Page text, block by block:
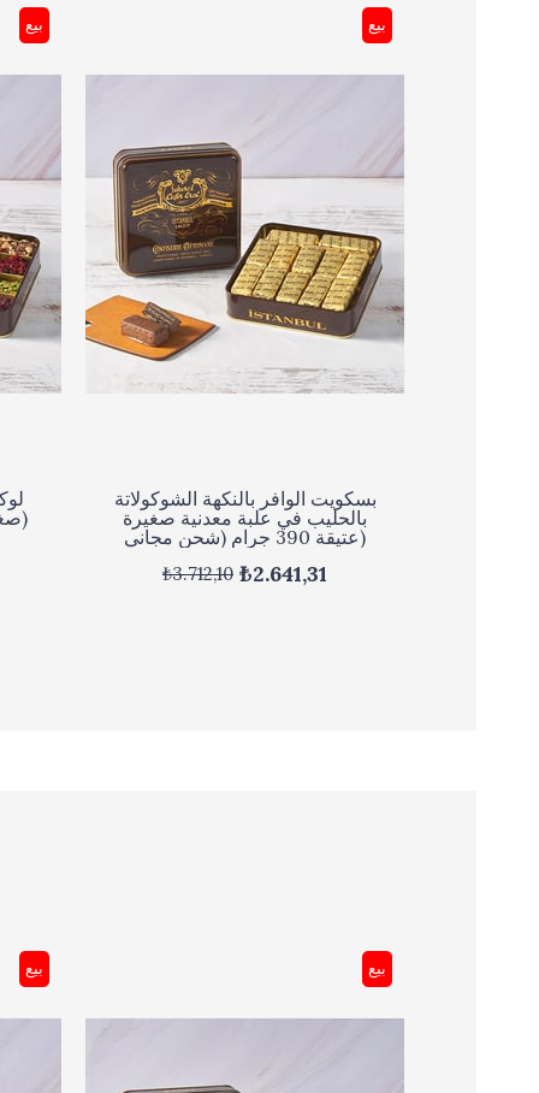
بيع
صغيرة 490 جرام (شحن مجاني)
بيع
بسكويت الوافر بالنكهة الشوكولاتة
بالحليب في علبة معدنية صغيرة
عتيقة 390 جرام (شحن مجاني)
₺2.641,31
₺3.712,10
بيع بيع